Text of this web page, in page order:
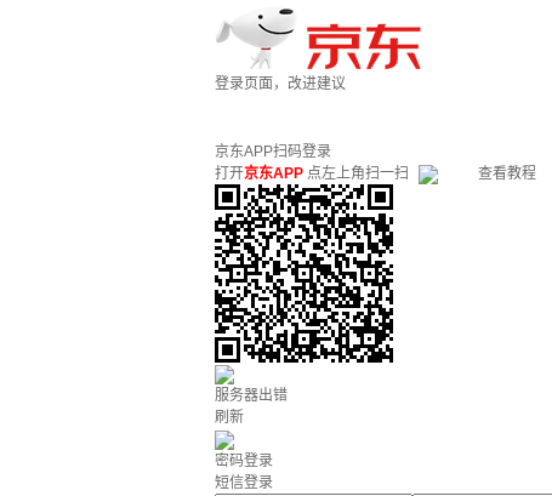
登录页面，改进建议
京东APP扫码登录
打开京东APP 点左上角扫一扫 查看教程
服务器出错
刷新
密码登录
短信登录